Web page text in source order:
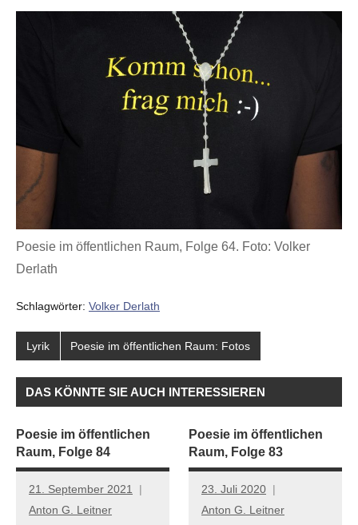
Poesie im öffentlichen Raum, Folge 64. Foto: Volker
Derlath
Schlagwörter: Volker Derlath
Lyrik Poesie im öffentlichen Raum: Fotos
DAS KÖNNTE SIE AUCH INTERESSIEREN
Poesie im öffentlichen
Raum, Folge 84
21. September 2021
Anton G. Leitner
Poesie im öffentlichen
Raum, Folge 83
23. Juli 2020
Anton G. Leitner